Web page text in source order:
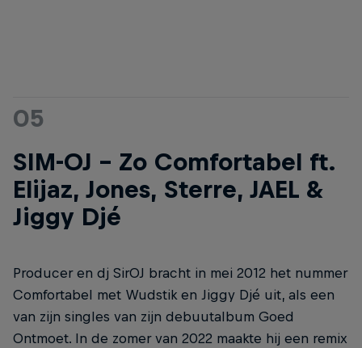
05
SIM-OJ – Zo Comfortabel ft.
Elijaz, Jones, Sterre, JAEL &
Jiggy Djé
Producer en dj SirOJ bracht in mei 2012 het nummer
Comfortabel met Wudstik en Jiggy Djé uit, als een
van zijn singles van zijn debuutalbum Goed
Ontmoet. In de zomer van 2022 maakte hij een remix